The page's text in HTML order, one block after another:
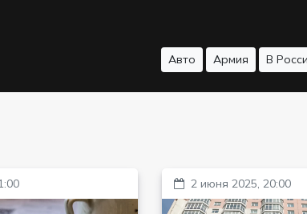
Авто Армия В
2 июня 2025, 20:00